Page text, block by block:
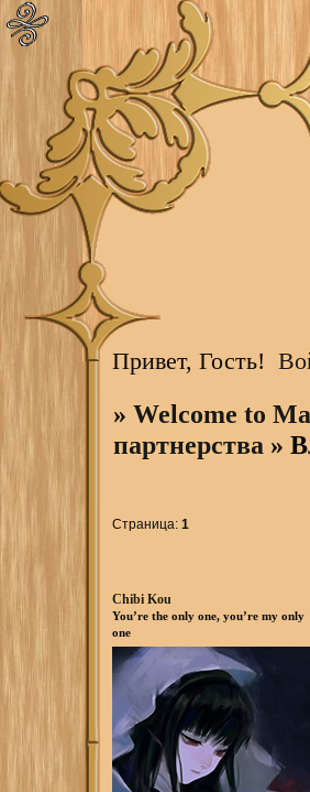
Привет, Гость!
»Welcome to
партнерства »
Страница:1
Chibi Kou
You’re the only one, you’re my only
one